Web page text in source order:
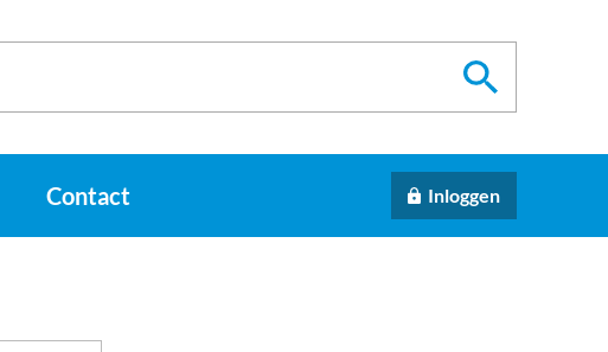
Contact Inloggen